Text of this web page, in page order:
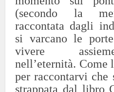
(secondo la
raccontata dagli
si varcano le
vivere
nell’eternità. Come
per raccontarvi che
strappata dal libro